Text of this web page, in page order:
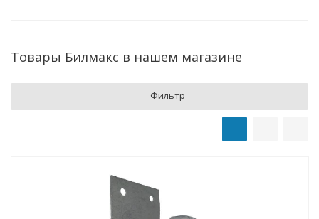
Товары Билмакс в нашем магазине
Фильтр